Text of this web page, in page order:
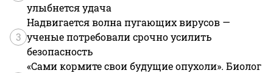
улыбнется удача
3
Надвигается волна пугающих вирусов —
ученые потребовали срочно усилить
безопасность
«Сами кормите свои будущие опухоли». Биолог